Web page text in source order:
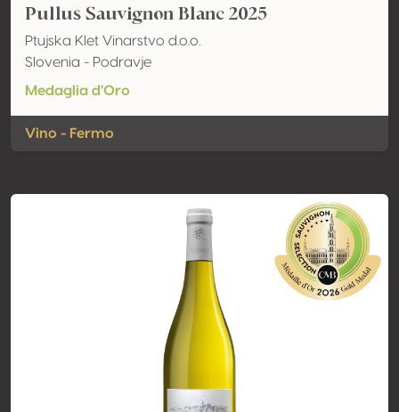
Pullus Sauvignon Blanc 2025
Ptujska Klet Vinarstvo d.o.o.
Slovenia - Podravje
Medaglia d'Oro
Vino - Fermo